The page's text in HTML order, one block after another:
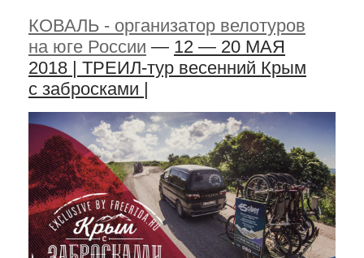
КОВАЛЬ - организатор велотуров
на юге России — 12 — 20 МАЯ
2018 | ТРЕИЛ-тур весенний Крым
с забросками |